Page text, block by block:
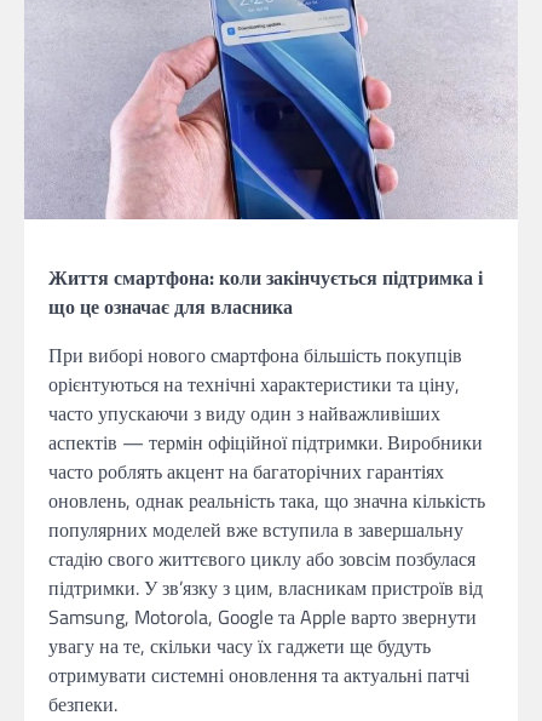
Життя смартфона: коли закінчується підтримка і
що це означає для власника
При виборі нового смартфона більшість покупців
орієнтуються на технічні характеристики та ціну,
часто упускаючи з виду один з найважливіших
аспектів — термін офіційної підтримки. Виробники
часто роблять акцент на багаторічних гарантіях
оновлень, однак реальність така, що значна кількість
популярних моделей вже вступила в завершальну
стадію свого життєвого циклу або зовсім позбулася
підтримки. У зв’язку з цим, власникам пристроїв від
Samsung, Motorola, Google та Apple варто звернути
увагу на те, скільки часу їх гаджети ще будуть
отримувати системні оновлення та актуальні патчі
безпеки.